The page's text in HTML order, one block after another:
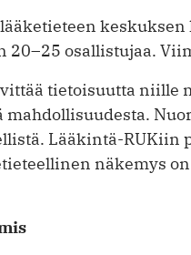
20–25 osallistujaa.
tietoisuutta niille
mahdollisuudesta.
Lääkintä-RUKiin
näke­mys